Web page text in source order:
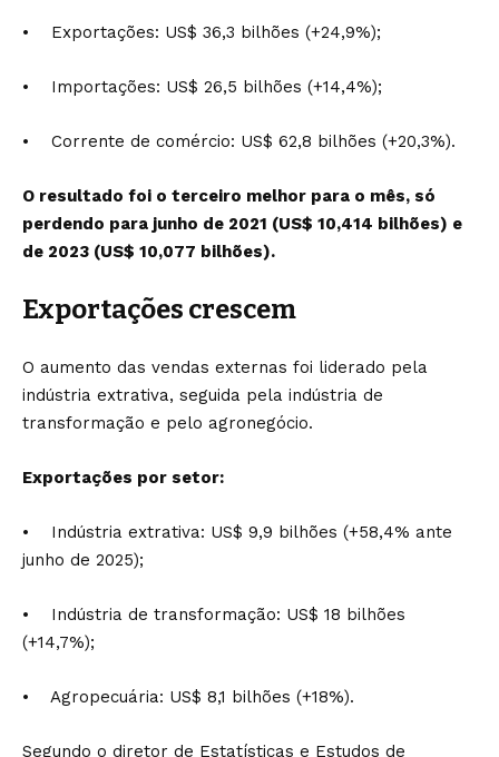
• Exportações: US$ 36,3 bilhões (+24,9%);
• Importações: US$ 26,5 bilhões (+14,4%);
• Corrente de comércio: US$ 62,8 bilhões (+20,3%).
O resultado foi o terceiro melhor para o mês, só
perdendo para junho de 2021 (US$ 10,414 bilhões) e
de 2023 (US$ 10,077 bilhões).
Exportações crescem
O aumento das vendas externas foi liderado pela
indústria extrativa, seguida pela indústria de
transformação e pelo agronegócio.
Exportações por setor:
• Indústria extrativa: US$ 9,9 bilhões (+58,4% ante
junho de 2025);
• Indústria de transformação: US$ 18 bilhões
(+14,7%);
• Agropecuária: US$ 8,1 bilhões (+18%).
Segundo o diretor de Estatísticas e Estudos de